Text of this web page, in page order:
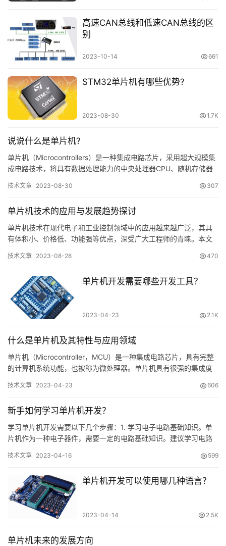
站
首
页
行
资
讯
章
设
计
开
关
于
本
站
联
系
高速CAN总线和低速CAN总线的区
别
2023-10-14 661
STM32单片机有哪些优势?
2023-08-30 1.7K
说说什么是单片机?
单片机（Microcontrollers）是一种集成电路芯片，采用超大规模集
成电路技术，将具有数据处理能力的中央处理器CPU、随机存储器
技术文章 2023-08-30 307
单片机技术的应用与发展趋势探讨
单片机技术在现代电子和工业控制领域中的应用越来越广泛，其具
有体积小、价格低、功能强等优点，深受广大工程师的青睐。本文
一些参…
技术文章 2023-08-28 470
单片机开发需要哪些开发工具？
2023-04-23 2.1K
什么是单片机及其特性与应用领域
单片机（Microcontroller，MCU）是一种集成电路芯片，具有完整
的计算机系统功能，也被称为微处理器。单片机具有很强的集成度
技术文章 2023-04-23 606
新手如何学习单片机开发？
学习单片机开发需要以下几个步骤：1. 学习电子电路基础知识。单
片机作为一种电子器件，需要一定的电路基础知识。建议学习电路
技术文章 2023-04-16 599
单片机开发可以使用哪几种语言？
2023-04-14 2.5K
单片机未来的发展方向